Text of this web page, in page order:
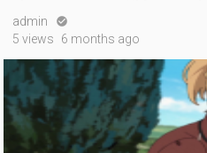
admin 
5 views 6 months ago